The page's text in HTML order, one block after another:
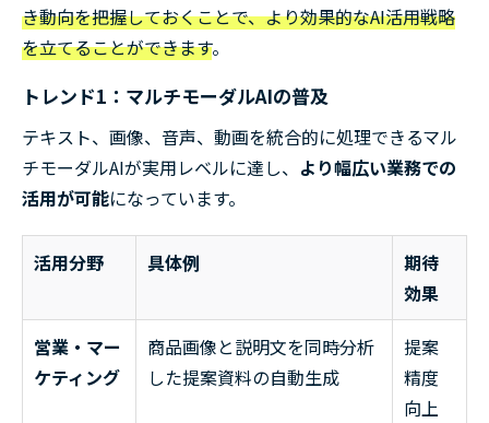
き動向を把握しておくことで、より効果的なAI活用戦略
を立てることができます。
トレンド1：マルチモーダルAIの普及
テキスト、画像、音声、動画を統合的に処理できるマル
チモーダルAIが実用レベルに達し、 より幅広い業務での
活用が可能になっています。
活用分野 具体例
期待
効果
営業・マー
ケティング
商品画像と説明文を同時分析
した提案資料の自動生成
提案
精度
向上